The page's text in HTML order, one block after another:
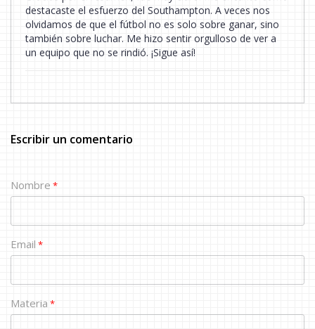
destacaste el esfuerzo del Southampton. A veces nos
olvidamos de que el fútbol no es solo sobre ganar, sino
también sobre luchar. Me hizo sentir orgulloso de ver a
un equipo que no se rindió. ¡Sigue así!
Escribir un comentario
Nombre *
Email *
Materia *